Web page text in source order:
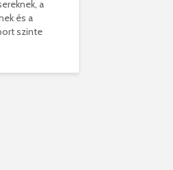
a
és a
szinte